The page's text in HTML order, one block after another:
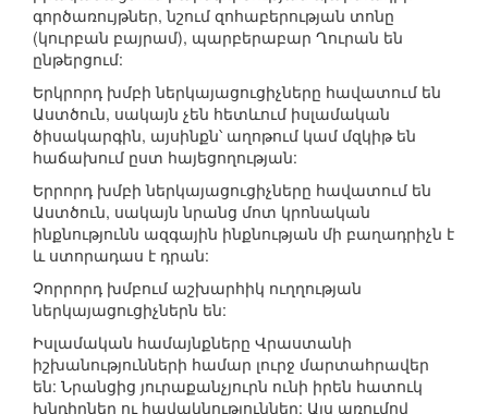
գործառույթներ, նշում զոհաբերության տոնը
(կուրբան բայրամ), պարբերաբար Ղուրան են
ընթերցում:
Երկրորդ խմբի ներկայացուցիչները հավատում են
Աստծուն, սակայն չեն հետևում իսլամական
ծիսակարգին, այսինքն՝ աղոթում կամ մզկիթ են
հաճախում ըստ հայեցողության:
Երրորդ խմբի ներկայացուցիչները հավատում են
Աստծուն, սակայն նրանց մոտ կրոնական
ինքնությունն ազգային ինքնության մի բաղադրիչն է
և ստորադաս է դրան:
Չորրորդ խմբում աշխարհիկ ուղղության
ներկայացուցիչներն են:
Իսլամական համայնքները Վրաստանի
իշխանությունների համար լուրջ մարտահրավեր
են: Նրանցից յուրաքանչյուրն ունի իրեն հատուկ
խնդիրներ ու հավակնություններ: Այս առումով